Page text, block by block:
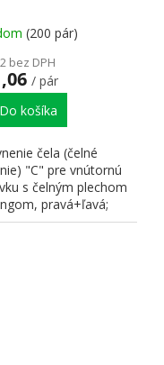
(200 pár)
bez DPH
/ pár
Do košíka
čela (čelné
"C" pre vnútornú
s čelným plechom
pravá+ľavá;
doplniť o...